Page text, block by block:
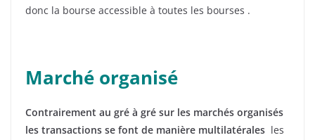
donc la bourse accessible à toutes les bourses .
Marché organisé
Contrairement au gré à gré sur les marchés organisés
les transactions se font de manière multilatérales les